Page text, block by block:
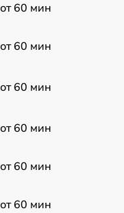
от 60 мин
от 60 мин
от 60 мин
от 60 мин
от 60 мин
от 60 мин